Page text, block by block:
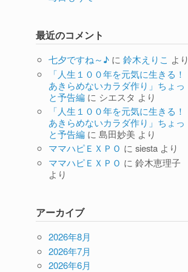
最近のコメント
七夕ですね～♪ に鈴木えりこ より
「人生１００年を元気に生きる！
あきらめないカラダ作り」ちょっ
と予告編 に シエスタ より
「人生１００年を元気に生きる！
あきらめないカラダ作り」ちょっ
と予告編 に島田妙美 より
ママハピＥＸＰＯ にsiesta より
ママハピＥＸＰＯ に鈴木恵理子
より
アーカイブ
2026年8月
2026年7月
2026年6月